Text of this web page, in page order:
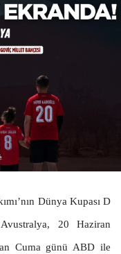
Dünya Kupası D
20 Haziran
Cuma günü ABD ile